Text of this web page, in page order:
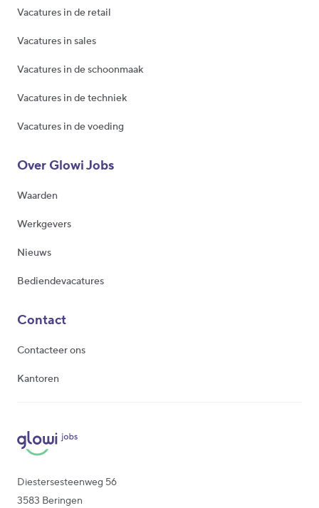
Diestersesteenweg 56
3583 Beringen
Vacatures in de retail
Vacatures in sales
Vacatures in de schoonmaak
Vacatures in de techniek
Vacatures in de voeding
Over Glowi Jobs
Waarden
Werkgevers
Nieuws
Bediendevacatures
Contact
Contacteer ons
Kantoren